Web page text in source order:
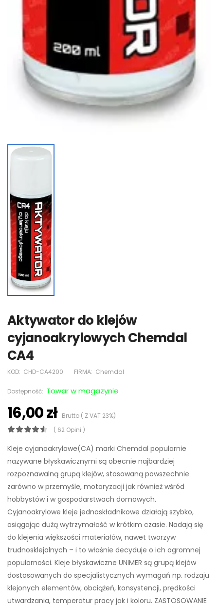
Aktywator do klejów
cyjanoakrylowych Chemdal
CA4
KOD: CHD-CA4200 FIRMA: Chemdal
Dostępność: Towar w magazynie
16,00 złBrutto ( Z VAT 23%)
( 62 Opini )
Kleje cyjanoakrylowe(CA) marki Chemdal popularnie
nazywane błyskawicznymi są obecnie najbardziej
rozpoznawalną grupą klejów, stosowaną powszechnie
zarówno w przemyśle, motoryzacji jak również wśród
hobbystów i w gospodarstwach domowych.
Cyjanoakrylowe kleje jednoskładnikowe działają szybko,
osiągając dużą wytrzymałość w krótkim czasie. Nadają się
do klejenia większości materiałów, nawet tworzyw
trudnosklejalnych – i to właśnie decyduje o ich ogromnej
popularności. Kleje błyskawiczne UNIMER są grupą klejów
dostosowanych do specjalistycznych wymagań np. rodzaju
klejonych elementów, obciążeń, konsystencji, prędkości
utwardzania, temperatur pracy jak i koloru. ZASTOSOWANIE